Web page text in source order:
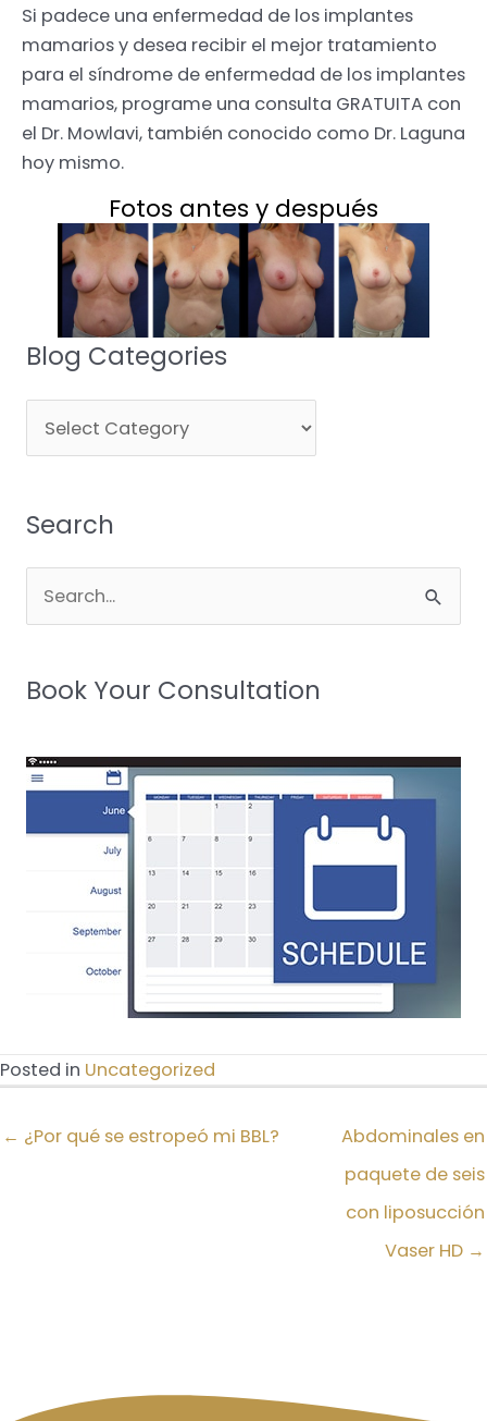
Si padece una enfermedad de los implantes
mamarios y desea recibir el mejor tratamiento
para el síndrome de enfermedad de los implantes
mamarios, programe una consulta GRATUITA con
el Dr. Mowlavi, también conocido como Dr. Laguna
hoy mismo.
Fotos antes y después
Blog Categories
Categories
Search
for:
Book Your Consultation
Posted in Uncategorized
← ¿Por qué se estropeó mi BBL?
Abdominales en
paquete de seis
con liposucción
Vaser HD →